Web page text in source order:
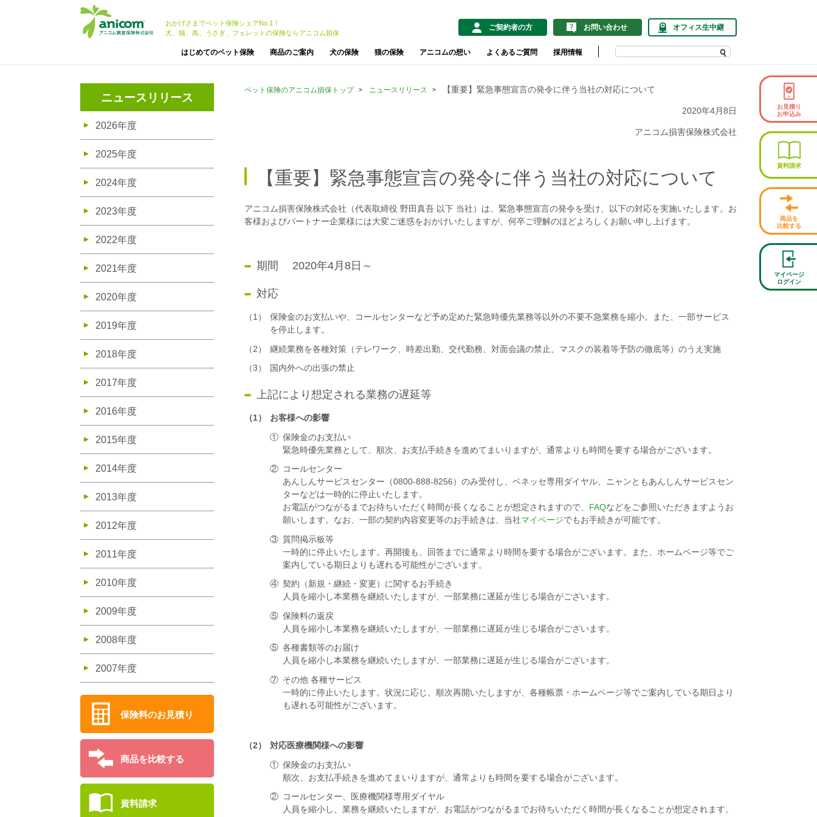
おかげさまでペット保険シェアNo.1！
犬、猫、鳥、うさぎ、フェレットの保険ならアニコム損保
ご契約者の方 お問い合わせ オフィス生中継
はじめてのペット保険 商品のご案内 犬の保険 猫の保険 アニコムの想い よくあるご質問 採用情報
お見積り
お申込み
資料請求
商品を
比較する
マイページ
ログイン
ニュースリリース
2026年度
2025年度
2024年度
2023年度
2022年度
2021年度
2020年度
2019年度
2018年度
2017年度
2016年度
2015年度
2014年度
2013年度
2012年度
2011年度
2010年度
2009年度
2008年度
2007年度
保険料のお見積り
商品を比較する
資料請求
ペット保険のアニコム損保トップ ニュースリリース 【重要】緊急事態宣言の発令に伴う当社の対応について
2020年4月8日
アニコム損害保険株式会社
【重要】緊急事態宣言の発令に伴う当社の対応について
アニコム損害保険株式会社（代表取締役 野田真吾 以下 当社）は、緊急事態宣言の発令を受け、以下の対応を実施いたします。お
客様およびパートナー企業様には大変ご迷惑をおかけいたしますが、何卒ご理解のほどよろしくお願い申し上げます。
期間 2020年4月8日～
対応
（1）
保険金のお支払いや、コールセンターなど予め定めた緊急時優先業務等以外の不要不急業務を縮小。また、一部サービス
を停止します。
（2）
継続業務を各種対策（テレワーク、時差出勤、交代勤務、対面会議の禁止、マスクの装着等予防の徹底等）のうえ実施
（3）
国内外への出張の禁止
上記により想定される業務の遅延等
（1）
お客様への影響
① 保険金のお支払い
緊急時優先業務として、順次、お支払手続きを進めてまいりますが、通常よりも時間を要する場合がございます。
② コールセンター
あんしんサービスセンター（0800-888-8256）のみ受付し、ベネッセ専用ダイヤル、ニャンともあんしんサービスセン
ターなどは一時的に停止いたします。
お電話がつながるまでお待ちいただく時間が長くなることが想定されますので、 FAQなどをご参照いただきますようお
願いします。なお、一部の契約内容変更等のお手続きは、当社マイページでもお手続きが可能です。
③ 質問掲示板等
一時的に停止いたします。再開後も、回答までに通常より時間を要する場合がございます。また、ホームページ等でご
案内している期日よりも遅れる可能性がございます。
④ 契約（新規・継続・変更）に関するお手続き
人員を縮小し本業務を継続いたしますが、一部業務に遅延が生じる場合がございます。
⑤ 保険料の返戻
人員を縮小し本業務を継続いたしますが、一部業務に遅延が生じる場合がございます。
⑤ 各種書類等のお届け
人員を縮小し本業務を継続いたしますが、一部業務に遅延が生じる場合がございます。
⑦ その他 各種サービス
一時的に停止いたします。状況に応じ、順次再開いたしますが、各種帳票・ホームページ等でご案内している期日より
も遅れる可能性がございます。
（2）
対応医療機関様への影響
① 保険金のお支払い
順次、お支払手続きを進めてまいりますが、通常よりも時間を要する場合がございます。
② コールセンター、医療機関様専用ダイヤル
人員を縮小し、業務を継続いたしますが、お電話がつながるまでお待ちいただく時間が長くなることが想定されます。